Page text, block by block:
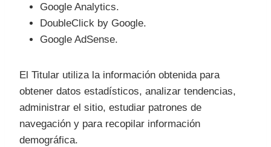
Google Analytics.
DoubleClick by Google.
Google AdSense.
El Titular utiliza la información obtenida para
obtener datos estadísticos, analizar tendencias,
administrar el sitio, estudiar patrones de
navegación y para recopilar información
demográfica.